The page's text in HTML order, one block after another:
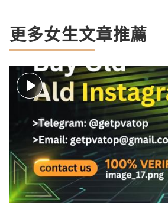
更多女生文章推薦